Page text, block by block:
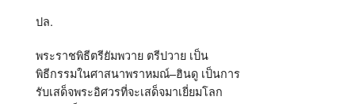
ปล.
พระราชพิธีตรียัมพวาย ตรีปวาย เป็น
พิธีกรรมในศาสนาพราหมณ์–ฮินดู เป็นการ
รับเสด็จพระอิศวรที่จะเสด็จมาเยี่ยมโลก